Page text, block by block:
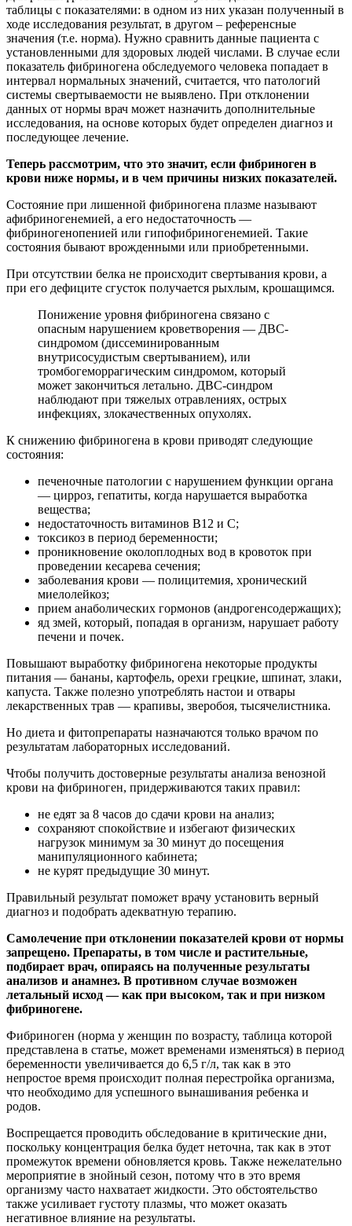
таблицы с показателями: в одном из них указан полученный в
ходе исследования результат, в другом – референсные
значения (т.е. норма). Нужно сравнить данные пациента с
установленными для здоровых людей числами. В случае если
показатель фибриногена обследуемого человека попадает в
интервал нормальных значений, считается, что патологий
системы свертываемости не выявлено. При отклонении
данных от нормы врач может назначить дополнительные
исследования, на основе которых будет определен диагноз и
последующее лечение.
Теперь рассмотрим, что это значит, если фибриноген в
крови ниже нормы, и в чем причины низких показателей.
Состояние при лишенной фибриногена плазме называют
афибриногенемией, а его недостаточность —
фибриногенопенией или гипофибриногенемией. Такие
состояния бывают врожденными или приобретенными.
При отсутствии белка не происходит свертывания крови, а
при его дефиците сгусток получается рыхлым, крошащимся.
Понижение уровня фибриногена связано с
опасным нарушением кроветворения — ДВС-
синдромом (диссеминированным
внутрисосудистым свертыванием), или
тромбогеморрагическим синдромом, который
может закончиться летально. ДВС-синдром
наблюдают при тяжелых отравлениях, острых
инфекциях, злокачественных опухолях.
К снижению фибриногена в крови приводят следующие
состояния:
печеночные патологии с нарушением функции органа
— цирроз, гепатиты, когда нарушается выработка
вещества;
недостаточность витаминов В12 и С;
токсикоз в период беременности;
проникновение околоплодных вод в кровоток при
проведении кесарева сечения;
заболевания крови — полицитемия, хронический
миелолейкоз;
прием анаболических гормонов (андрогенсодержащих);
яд змей, который, попадая в организм, нарушает работу
печени и почек.
Повышают выработку фибриногена некоторые продукты
питания — бананы, картофель, орехи грецкие, шпинат, злаки,
капуста. Также полезно употреблять настои и отвары
лекарственных трав — крапивы, зверобоя, тысячелистника.
Но диета и фитопрепараты назначаются только врачом по
результатам лабораторных исследований.
Чтобы получить достоверные результаты анализа венозной
крови на фибриноген, придерживаются таких правил:
не едят за 8 часов до сдачи крови на анализ;
сохраняют спокойствие и избегают физических
нагрузок минимум за 30 минут до посещения
манипуляционного кабинета;
не курят предыдущие 30 минут.
Правильный результат поможет врачу установить верный
диагноз и подобрать адекватную терапию.
Самолечение при отклонении показателей крови от нормы
запрещено. Препараты, в том числе и растительные,
подбирает врач, опираясь на полученные результаты
анализов и анамнез. В противном случае возможен
летальный исход — как при высоком, так и при низком
фибриногене.
Фибриноген (норма у женщин по возрасту, таблица которой
представлена в статье, может временами изменяться) в период
беременности увеличивается до 6,5 г/л, так как в это
непростое время происходит полная перестройка организма,
что необходимо для успешного вынашивания ребенка и
родов.
Воспрещается проводить обследование в критические дни,
поскольку концентрация белка будет неточна, так как в этот
промежуток времени обновляется кровь. Также нежелательно
мероприятие в знойный сезон, потому что в это время
организму часто нахватает жидкости. Это обстоятельство
также усиливает густоту плазмы, что может оказать
негативное влияние на результаты.